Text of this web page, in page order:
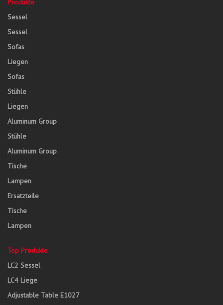
Produkte
Sessel
Sessel
Sofas
Liegen
Sofas
Stühle
Liegen
Aluminum Group
Stühle
Aluminum Group
Tische
Lampen
Ersatzteile
Tische
Lampen
Top Produkte
LC2 Sessel
LC4 Liege
Adjustable Table E1027